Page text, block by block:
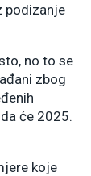
podizanje
no to se
zbog
će 2025.
koje